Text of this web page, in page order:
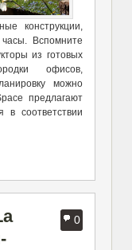
конструкции,
Вспомните
из готовых
офисов,
можно
предлагают
в соответствии
0